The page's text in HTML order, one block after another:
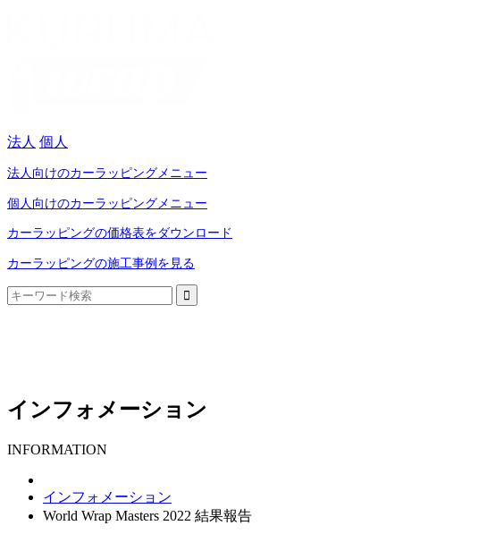
法人 個人
法人向けのカーラッピングメニュー
個人向けのカーラッピングメニュー
カーラッピングの価格表をダウンロード
カーラッピングの施工事例を見る
インフォメーション
INFORMATION
インフォメーション
World Wrap Masters 2022 結果報告